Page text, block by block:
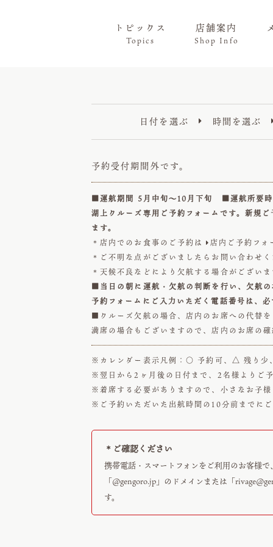
トピックス
Topics
店舗案内
Shop Info
日付を選ぶ  時間を選ぶ
予約受付期間外です。
■運航期間 5月中旬～10月下旬 ■運航所要
湖上クルーズ専用ご予約フォームです。新規
ます。
＊店内でのお食事のご予約は 店内ご予約フォ
＊ご不明な点がございましたらお問い合わせ
＊天候不良などにより欠航する場合がござい
■当日の朝に運航・欠航の判断を行い、欠航
予約フォームにご入力いただく電話番号は、
■クルーズ欠航の場合、店内のお席への代替
満席の場合もございますので、店内のお席の
※カレンダー表示凡例：○ 予約可、△ 残り少
※翌日から2ヶ月後の日付まで、2名様よりご
※着席する必要がありますので、小さなお子
※ご予約いただいた出航時間の10分前までに
＊ご確認ください
携帯電話・スマートフォンをご利用のお客様
「@gengoro.jp」のドメインまたは「
す。